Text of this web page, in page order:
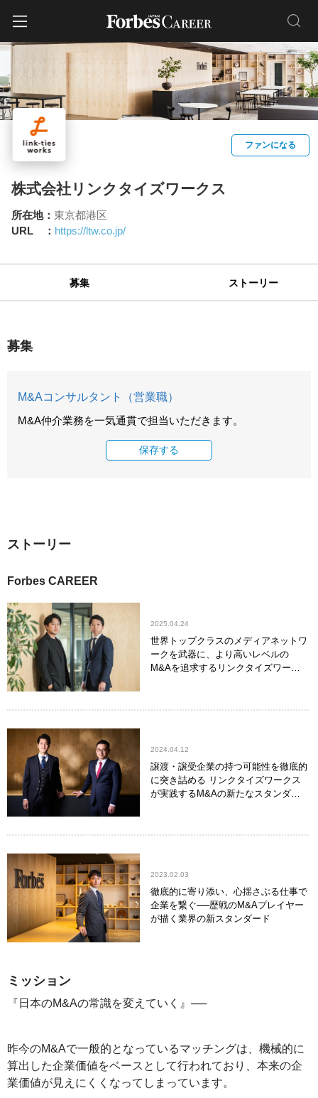
株式会社リンクタイズワークス
所在地： 東京都港区
URL ： https://ltw.co.jp/
ファンになる
募集 ストーリー
募集
M&Aコンサルタント（営業職）
M&A仲介業務を一気通貫で担当いただきます。
保存する
ストーリー
Forbes CAREER
2025.04.24
世界トップクラスのメディアネットワ
ークを武器に、より高いレベルの
M&Aを追求するリンクタイズワーク
2024.04.12
譲渡・譲受企業の持つ可能性を徹底的
に突き詰める リンクタイズワークス
が実践するM&Aの新たなスタンダー
2023.02.03
徹底的に寄り添い、心揺さぶる仕事で
企業を繋ぐ──歴戦のM&Aプレイヤー
が描く業界の新スタンダード
ミッション
『日本のM&Aの常識を変えていく』──
昨今のM&Aで一般的となっているマッチングは、機械的に
算出した企業価値をベースとして行われており、本来の企
業価値が見えにくくなってしまっています。